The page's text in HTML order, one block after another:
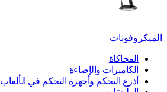
الميكروفونات
المحاكاة
الكاميرات والإضاءة
أذرع التحكم وأجهزة التحكم في الألعاب